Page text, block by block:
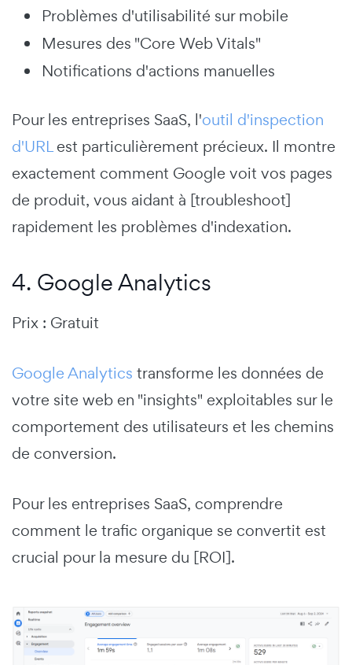
Problèmes d'utilisabilité sur mobile
Mesures des "Core Web Vitals"
Notifications d'actions manuelles
Pour les entreprises SaaS, l'outil d'inspection
d'URLest particulièrement précieux. Il montre
exactement comment Google voit vos pages
de produit, vous aidant à [troubleshoot]
rapidement les problèmes d'indexation.
4. Google Analytics
Prix : Gratuit
Google Analytics transforme les données de
votre site web en "insights" exploitables sur le
comportement des utilisateurs et les chemins
de conversion.
Pour les entreprises SaaS, comprendre
comment le trafic organique se convertit est
crucial pour la mesure du [ROI].